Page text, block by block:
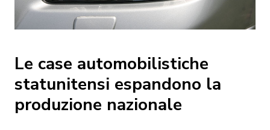
Le case automobilistiche
statunitensi espandono la
produzione nazionale